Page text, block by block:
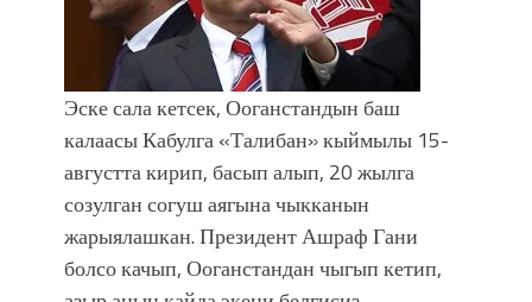
Эске сала кетсек, Ооганстандын баш
калаасы Кабулга «Талибан» кыймылы 15-
августта кирип, басып алып, 20 жылга
созулган согуш аягына чыкканын
жарыялашкан. Президент Ашраф Гани
болсо качып, Ооганстандан чыгып кетип,